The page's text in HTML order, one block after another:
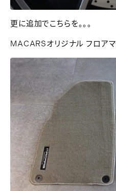
更に追加でこちらを。。。
MACARSオリジナル フロアマ